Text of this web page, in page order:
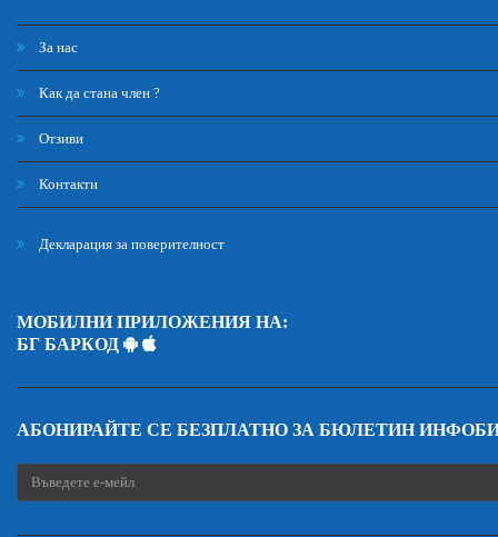
За нас
Как да стана член ?
Отзиви
Контакти
Декларация за поверителност
МОБИЛНИ ПРИЛОЖЕНИЯ НА:
БГ БАРКОД
АБОНИРАЙТЕ СЕ БЕЗПЛАТНО ЗА БЮЛЕТИН